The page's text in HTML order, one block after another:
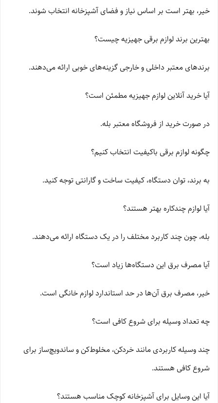
خیر، بهتر است بر اساس نیاز و فضای آشپزخانه انتخاب شوند.
بهترین برند لوازم برقی جهیزیه چیست؟
برندهای معتبر داخلی و خارجی گزینه‌های خوبی ارائه می‌دهند.
آیا خرید آنلاین لوازم جهیزیه مطمئن است؟
در صورت خرید از فروشگاه معتبر بله.
چگونه لوازم برقی باکیفیت انتخاب کنیم؟
به برند، توان دستگاه، کیفیت ساخت و گارانتی توجه کنید.
آیا لوازم چندکاره بهتر هستند؟
بله، چون چند کاربرد مختلف را در یک دستگاه ارائه می‌دهند.
آیا مصرف برق این دستگاه‌ها زیاد است؟
خیر، مصرف برق آن‌ها در حد استاندارد لوازم خانگی است.
چه تعداد وسیله برای شروع کافی است؟
چند وسیله کاربردی مانند خردکن، مخلوط‌کن و ساندویچ‌ساز برای
شروع کافی هستند.
آیا این وسایل برای آشپزخانه کوچک مناسب هستند؟